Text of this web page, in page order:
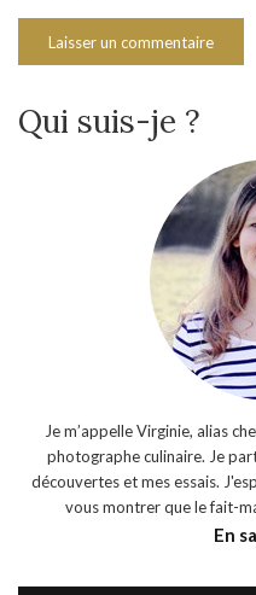
Qui suis-je ?
Je m’appelle Virginie, alias
photographe culinaire. Je
découvertes et mes essais.
vous montrer que le fait-
En